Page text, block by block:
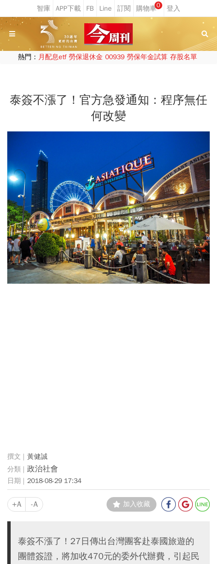
0
熱門： 月配息etf 勞保退休金 00939 勞保年金試算 存股名單
泰簽不漲了！官方急發通知：程序無任
何改變
黃健誠
政治社會
2018-08-29 17:34
+A -A 加入收藏
泰簽不漲了！27日傳出台灣團客赴泰國旅遊的
團體簽證，將加收470元的委外代辦費，引起民